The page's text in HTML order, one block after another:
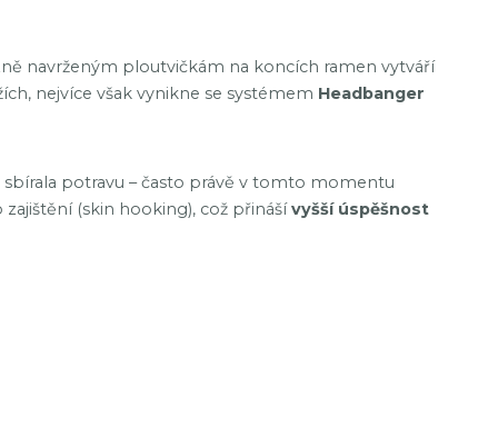
navrženým ploutvičkám na koncích ramen vytváří
nejvíce však vynikne se systémem Headbanger
potravu – často právě v tomto momentu
(skin hooking), což přinášívyšší úspěšnost